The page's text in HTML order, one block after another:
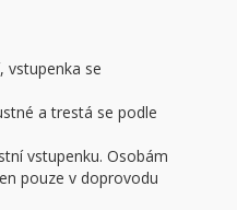
vstupenka se
a trestá se podle
vstupenku. Osobám
pouze v doprovodu